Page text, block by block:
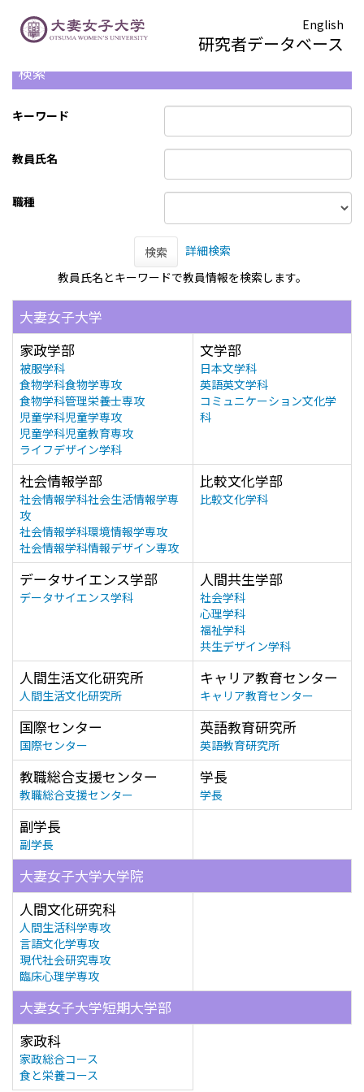
English
研究者データベース
検索
キーワード
教員氏名
職種
検索
詳細検索
教員氏名とキーワードで教員情報を検索します。
大妻女子大学
家政学部
被服学科
食物学科食物学専攻
食物学科管理栄養士専攻
児童学科児童学専攻
児童学科児童教育専攻
ライフデザイン学科
文学部
日本文学科
英語英文学科
コミュニケーション文化学
科
社会情報学部
社会情報学科社会生活情報学専
攻
社会情報学科環境情報学専攻
社会情報学科情報デザイン専攻
比較文化学部
比較文化学科
データサイエンス学部
データサイエンス学科
人間共生学部
社会学科
心理学科
福祉学科
共生デザイン学科
人間生活文化研究所
人間生活文化研究所
キャリア教育センター
キャリア教育センター
国際センター
国際センター
英語教育研究所
英語教育研究所
教職総合支援センター
教職総合支援センター
学長
学長
副学長
副学長
大妻女子大学大学院
人間文化研究科
人間生活科学専攻
言語文化学専攻
現代社会研究専攻
臨床心理学専攻
大妻女子大学短期大学部
家政科
家政総合コース
食と栄養コース